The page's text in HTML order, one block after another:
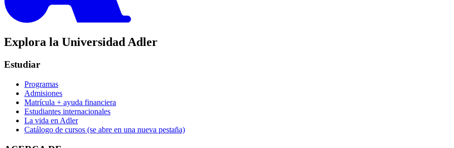
Explora la Universidad Adler
Estudiar
Programas
Admisiones
Matrícula + ayuda financiera
Estudiantes internacionales
La vida en Adler
Catálogo de cursos (se abre en una nueva pestaña)